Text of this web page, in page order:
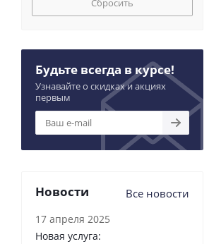
Сбросить
Будьте всегда в курсе!
Узнавайте о скидках и акциях
первым
Новости Все новости
17 апреля 2025
Новая услуга: